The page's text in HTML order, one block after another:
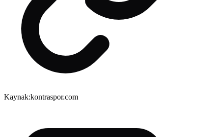
Kaynak:kontraspor.com